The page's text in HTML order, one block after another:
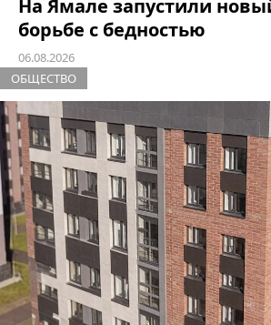
На Ямале запустили
борьбе с бедностью
06.08.2026
ОБЩЕСТВО